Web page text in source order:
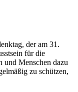
der am 31.
für die
und Menschen dazu
zu schützen,